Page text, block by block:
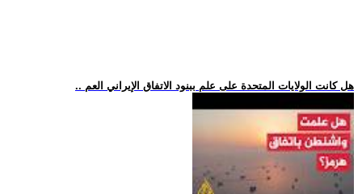
.. هل كانت الولايات المتحدة على علم ببنود الاتفاق الإيراني العم